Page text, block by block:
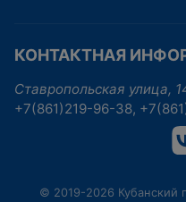
КОНТАКТНАЯ
Ставропольская улица,
+7(861)219-96-38,
© 2019-2026 Кубанский